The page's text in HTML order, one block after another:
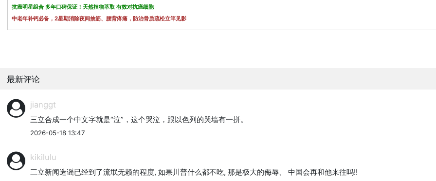
抗癌明星组合 多年口碑保证！天然植物萃取 有效对抗癌细胞
中老年补钙必备，2星期消除夜间抽筋、腰背疼痛，防治骨质疏松立竿见影
最新评论
jianggt
三立合成一个中文字就是“泣”，这个哭泣，跟以色列的哭墙有一拼。
2026-05-18 13:47
kikilulu
三立新闻造谣已经到了流氓无赖的程度, 如果川普什么都不吃, 那是极大的侮辱、 中国会再和他来往吗!!